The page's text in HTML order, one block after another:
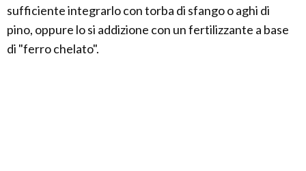
sufficiente integrarlo con torba di sfango o aghi di
pino, oppure lo si addizione con un fertilizzante a base
di "ferro chelato".